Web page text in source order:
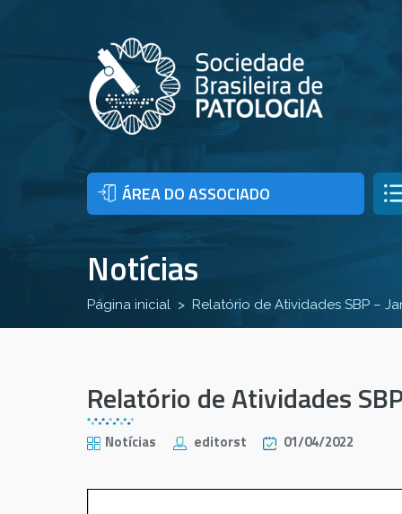
ÁREA DO ASSOCIADO
Notícias
Página inicial Relatório de Atividades SBP –
Relatório de Atividades
Notícias editorst 01/04/2022